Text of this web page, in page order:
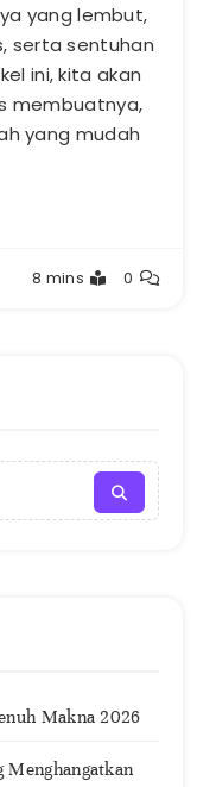
yang lembut,
serta sentuhan
ini, kita akan
membuatnya,
yang mudah
8 mins 0
Makna 2026
Menghangatkan